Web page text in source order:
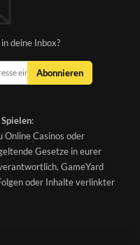
deine Inbox?
Abonnieren
:
Online Casinos oder
Gesetze in eurer
GameYard
oder Inhalte verlinkter